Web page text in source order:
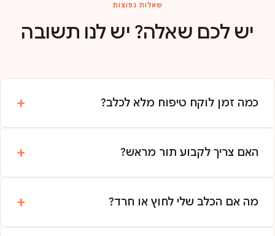
שאלות נפוצות
יש לכם שאלה? יש לנו תשובה
כמה זמן לוקח טיפוח מלא לכלב?
האם צריך לקבוע תור מראש?
מה אם הכלב שלי לחוץ או חרד?